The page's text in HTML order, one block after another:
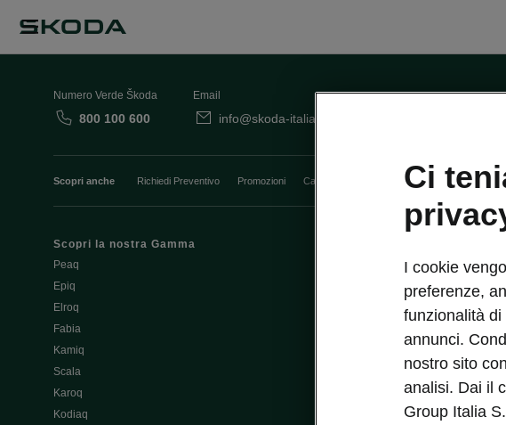
Numero Verde Škoda
800 100 600
Email
info@skoda-italia.it
Scopri anche Richiedi Preventivo Promozioni Cataloghi e Listini Car Configurator
Scopri la nostra Gamma
Peaq
Epiq
Elroq
Fabia
Kamiq
Scala
Karoq
Kodiaq
Aziende e P.IVA
Usato Škoda Plus
Cataloghi e listini
Richiedi Preventivo
Richiedi Test Drive
Ci
I cookie
preferenze,
funzionalità
annunci.
nostro sito
analisi. Dai il
Group Italia